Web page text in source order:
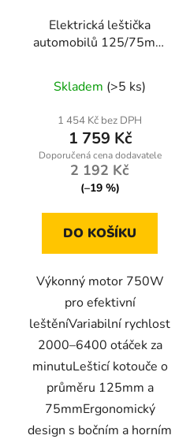
Elektrická leštička
automobilů 125/75mm
Skladem (>5 ks)
1 454 Kč bez DPH
1 759 Kč
2 192 Kč
(–19 %)
DO KOŠÍKU
Výkonný motor 750W
pro efektivní
leštěníVariabilní rychlost
2000–6400 otáček za
minutuLešticí kotouče o
průměru 125mm a
75mmErgonomický
design s bočním a horním